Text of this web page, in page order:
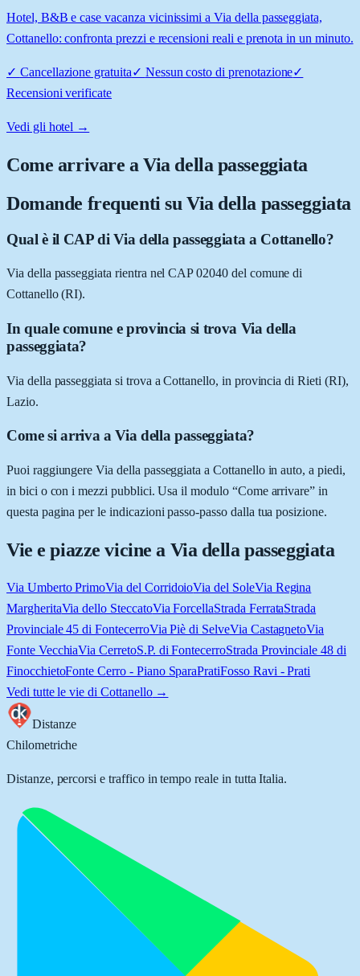
Hotel, B&B e case vacanza vicinissimi a Via della passeggiata,
Cottanello: confronta prezzi e recensioni reali e prenota in un minuto.
✓ Cancellazione gratuita✓ Nessun costo di prenotazione✓
Recensioni verificate
Vedi gli hotel →
Come arrivare aVia della passeggiata
Domande frequenti su Via della passeggiata
Qual è il CAP di Via della passeggiata a Cottanello?
Via della passeggiata rientra nel CAP 02040 del comune di
Cottanello (RI).
In quale comune e provincia si trova Via della
passeggiata?
Via della passeggiata si trova a Cottanello, in provincia di Rieti (RI),
Lazio.
Come si arriva a Via della passeggiata?
Puoi raggiungere Via della passeggiata a Cottanello in auto, a piedi,
in bici o con i mezzi pubblici. Usa il modulo “Come arrivare” in
questa pagina per le indicazioni passo-passo dalla tua posizione.
Vie e piazze vicine a Via della passeggiata
Via Umberto PrimoVia del CorridoioVia del SoleVia Regina
MargheritaVia dello SteccatoVia ForcellaStrada FerrataStrada
Provinciale 45 di FontecerroVia Piè di SelveVia CastagnetoVia
Fonte VecchiaVia CerretoS.P. di FontecerroStrada Provinciale 48 di
FinocchietoFonte Cerro - Piano SparaPratiFosso Ravi - Prati
Vedi tutte le vie di Cottanello→
Distanze
Chilometriche
Distanze, percorsi e traffico in tempo reale in tutta Italia.